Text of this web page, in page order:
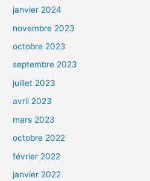
janvier 2024
novembre 2023
octobre 2023
septembre 2023
juillet 2023
avril 2023
mars 2023
octobre 2022
février 2022
janvier 2022